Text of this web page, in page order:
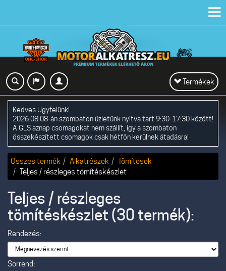
Toggle
navigation
Termékek
Kedves Ügyfelünk!
2026.08.08-án szombaton üzletünk nyitva tart 9:30-17:30 között!
A GLS aznap csomagokat nem szállít, így a szombaton
összekészített csomagok csak hétfőn kerülnek átadásra!
Összes termék Alkatrészek
Tömítések
Teljes / részleges tömítéskészlet
Teljes / részleges
tömítéskészlet (30 termék):
Rendezés:
Sorrend: